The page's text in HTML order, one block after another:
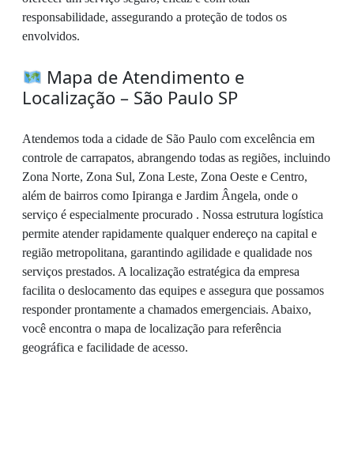
responsabilidade, assegurando a proteção de todos os
envolvidos.
Mapa de Atendimento e
Localização – São Paulo SP
Atendemos toda a cidade de São Paulo com excelência em
controle de carrapatos, abrangendo todas as regiões, incluindo
Zona Norte, Zona Sul, Zona Leste, Zona Oeste e Centro,
além de bairros como Ipiranga e Jardim Ângela, onde o
serviço é especialmente procurado . Nossa estrutura logística
permite atender rapidamente qualquer endereço na capital e
região metropolitana, garantindo agilidade e qualidade nos
serviços prestados. A localização estratégica da empresa
facilita o deslocamento das equipes e assegura que possamos
responder prontamente a chamados emergenciais. Abaixo,
você encontra o mapa de localização para referência
geográfica e facilidade de acesso.